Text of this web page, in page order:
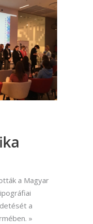
a Magyar
a